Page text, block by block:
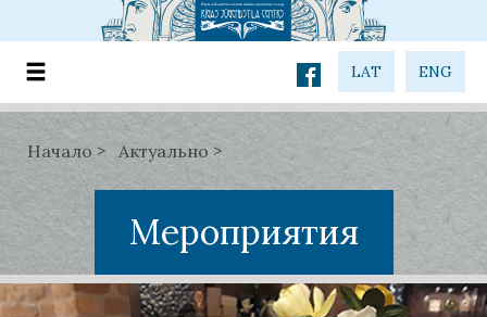
LAT ENG
Начало Актуально
Мероприятия